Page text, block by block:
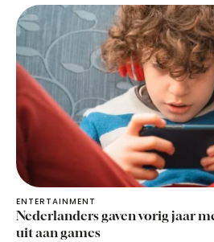
ENTERTAINMENT
Nederlanders gaven vorig jaar
uit aan games